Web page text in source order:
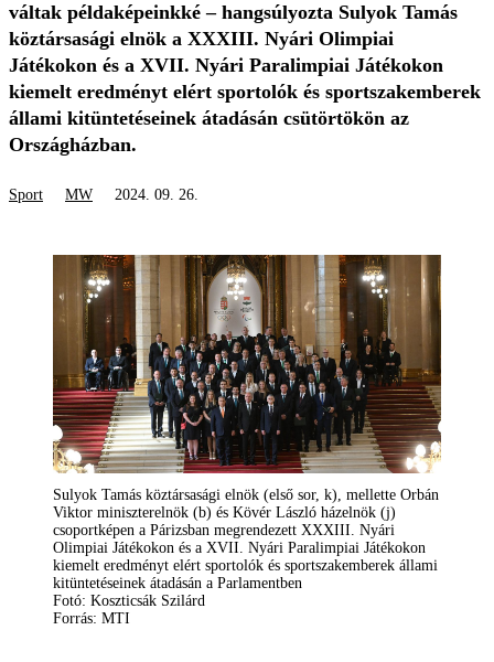
váltak példaképeinkké – hangsúlyozta Sulyok Tamás
köztársasági elnök a XXXIII. Nyári Olimpiai
Játékokon és a XVII. Nyári Paralimpiai Játékokon
kiemelt eredményt elért sportolók és sportszakemberek
állami kitüntetéseinek átadásán csütörtökön az
Országházban.
Sport MW 2024. 09. 26.
Sulyok Tamás köztársasági elnök (első sor, k), mellette Orbán
Viktor miniszterelnök (b) és Kövér László házelnök (j)
csoportképen a Párizsban megrendezett XXXIII. Nyári
Olimpiai Játékokon és a XVII. Nyári Paralimpiai Játékokon
kiemelt eredményt elért sportolók és sportszakemberek állami
kitüntetéseinek átadásán a Parlamentben
Fotó: Koszticsák Szilárd
Forrás: MTI